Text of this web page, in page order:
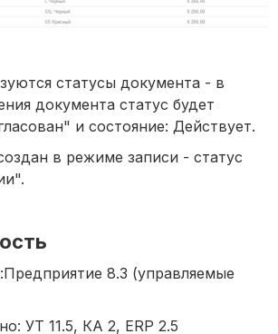
статусы документа - в
документа статус будет
и состояние: Действует.
в режиме записи - статус
8.3 (управляемые
УТ 11.5, КА 2, ERP 2.5